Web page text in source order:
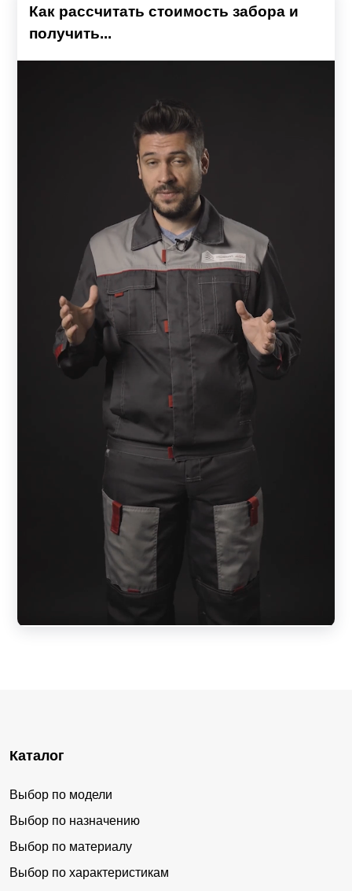
Как рассчитать стоимость забора и
получить...
Каталог
Выбор по модели
Выбор по назначению
Выбор по материалу
Выбор по характеристикам